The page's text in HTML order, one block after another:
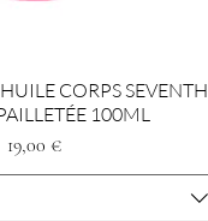
CORPS SEVENTH
100ML
Preis
19,00 €